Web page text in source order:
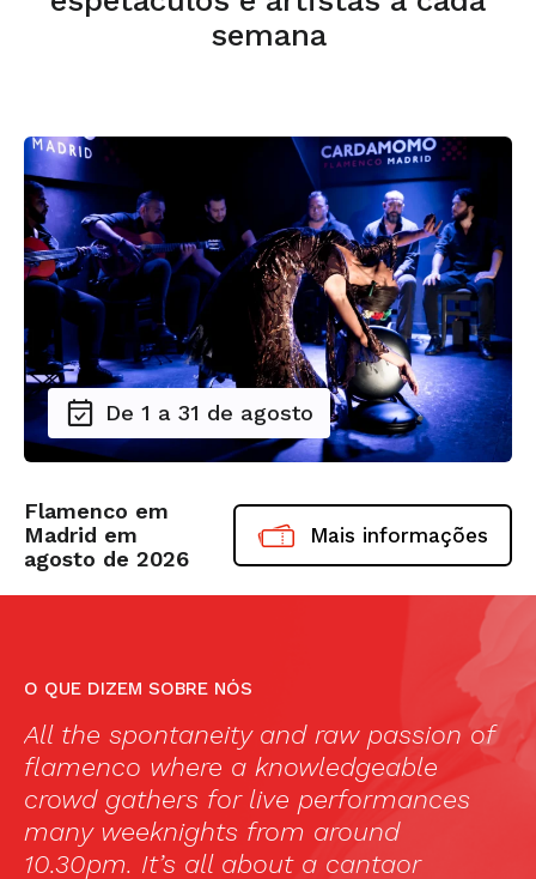
semana
De 1 a 31 de agosto
Flamenco em
Madrid em
agosto de 2026
Mais informações
O QUE DIZEM SOBRE NÓS
of I used to always imagine flamenco
this passionate dance that took
in darkened stages. During a
to Spain I finally got the chance to
a Tablao Flamenco. I was happy to